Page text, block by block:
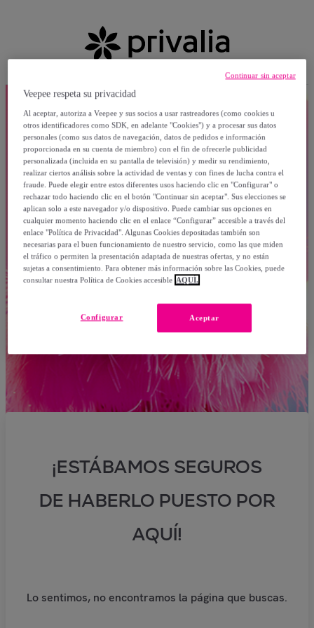
¡ESTÁBAMOS SEGUROS
DE HABERLO PUESTO POR
AQUÍ!
Lo sentimos, no encontramos la página que buscas.
Veepee respeta su privacidad
Al aceptar, autoriza a Veepee y sus socios a usar rastreadores (como cookies u
otros identificadores como SDK, en adelante "Cookies") y a procesar sus datos
personales (como sus datos de navegación, datos de pedidos e información
proporcionada en su cuenta de miembro) con el fin de ofrecerle publicidad
personalizada (incluida en su pantalla de televisión) y medir su rendimiento,
realizar ciertos análisis sobre la actividad de ventas y con fines de lucha contra el
fraude. Puede elegir entre estos diferentes usos haciendo clic en "Configurar" o
rechazar todo haciendo clic en el botón "Continuar sin aceptar". Sus elecciones se
aplican solo a este navegador y/o dispositivo. Puede cambiar sus opciones en
cualquier momento haciendo clic en el enlace “Configurar” accesible a través del
enlace "Política de Privacidad". Algunas Cookies depositadas también son
necesarias para el buen funcionamiento de nuestro servicio, como las que miden
el tráfico o permiten la presentación adaptada de nuestras ofertas, y no están
sujetas a consentimiento. Para obtener más información sobre las Cookies, puede
consultar nuestra Política de Cookies accesible AQUÍ.
Aceptar
Configurar
Continuar sin aceptar